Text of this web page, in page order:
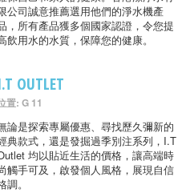
公司誠意推薦選用他們的淨水機產
，所有產品獲多個國家認證，令您提
飲用水的水質，保障您的健康。
OUTLET
置: G 11
論是探索專屬優惠、尋找歷久彌新的
典款式，還是發掘過季別注系列，I.T
均以貼近生活的價格，讓高端時
觸手可及，啟發個人風格，展現自信
調。